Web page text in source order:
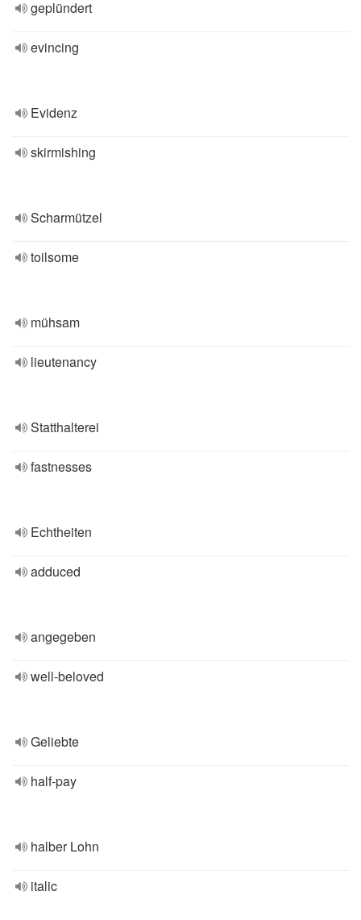
geplündert
evincing
Evidenz
skirmishing
Scharmützel
toilsome
mühsam
lieutenancy
Statthalterei
fastnesses
Echtheiten
adduced
angegeben
well-beloved
Geliebte
half-pay
halber Lohn
italic